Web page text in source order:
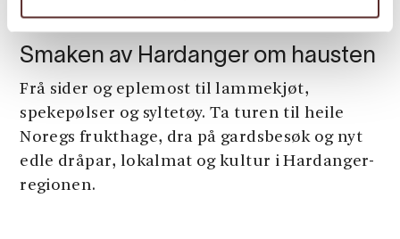
Smaken av Hardanger om hausten
Frå sider og eplemost til lammekjøt,
spekepølser og syltetøy. Ta turen til heile
Noregs frukthage, dra på gardsbesøk og nyt
edle dråpar, lokalmat og kultur i Hardanger-
regionen.